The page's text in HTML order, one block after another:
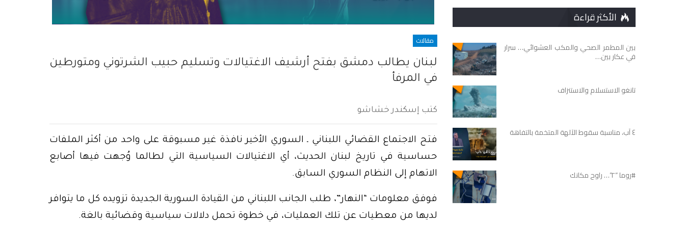
مقالات
لبنان يطالب دمشق بفتح أرشيف الاغتيالات وتسليم حبيب الشرتوني ومتورطين
في المرفأ
كتب إسكندر خشاشو
فتح الاجتماع القضائي اللبناني ـ السوري الأخير نافذة غير مسبوقة على واحد من أكثر الملفات
حساسية في تاريخ لبنان الحديث، أي الاغتيالات السياسية التي لطالما وُجهت فيها أصابع
الاتهام إلى النظام السوري السابق.
فوفق معلومات “النهار”، طلب الجانب اللبناني من القيادة السورية الجديدة تزويده كل ما يتوافر
لديها من معطيات عن تلك العمليات، في خطوة تحمل دلالات سياسية وقضائية بالغة.
الأكثر قراءة
بين المطمر الصحي والمكب العشوائي… سرار
في عكار بين…
تانغو الاستسلام والاستنزاف
٤ آب، مناسبة سقوط الآلهة المتخمة بالتفاهة
#روما “٢”… راوح مكانك